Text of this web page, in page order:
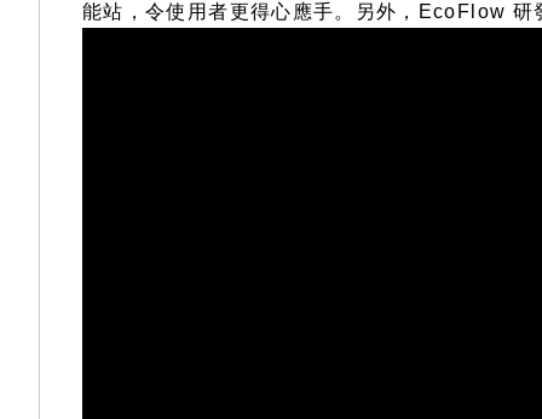
能站，令使用者更得心應手。另外，EcoFlow 研